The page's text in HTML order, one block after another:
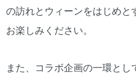
の訪れとウィーンをはじめ
お楽しみください。
また、コラボ企画の一環と